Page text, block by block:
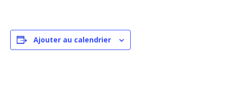
Ajouter au calendrier